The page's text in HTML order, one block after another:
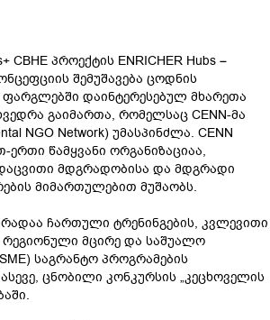
CBHE პროექტის ENRICHER Hubs –
შემუშავება ცოდნის
ფარგლებში დაინტერესებულ მხარეთა
გაიმართა, რომელსაც CENN-მა
NGO Network) უმასპინძლა. CENN
წამყვანი ორგანიზაციაა,
მდგრადობისა და მდგრადი
მიმართულებით მუშაობს.
ჩართული ტრენინგების, კვლევითი
რეგიონული მცირე და საშუალო
საგრანტო პროგრამების
ცნობილი კონკურსის „კეცხოველის